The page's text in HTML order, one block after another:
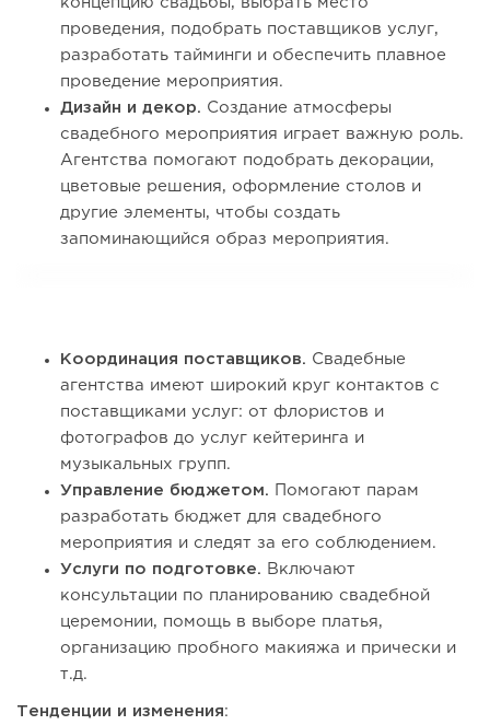
проведения, подобрать поставщиков услуг,
разработать тайминги и обеспечить плавное
проведение мероприятия.
Дизайн и декор. Создание атмосферы
свадебного мероприятия играет важную роль.
Агентства помогают подобрать декорации,
цветовые решения, оформление столов и
другие элементы, чтобы создать
запоминающийся образ мероприятия.
Координация поставщиков. Свадебные
агентства имеют широкий круг контактов с
поставщиками услуг: от флористов и
фотографов до услуг кейтеринга и
музыкальных групп.
Управление бюджетом. Помогают парам
разработать бюджет для свадебного
мероприятия и следят за его соблюдением.
Услуги по подготовке. Включают
консультации по планированию свадебной
церемонии, помощь в выборе платья,
организацию пробного макияжа и прически и
т.д.
Тенденции и изменения: